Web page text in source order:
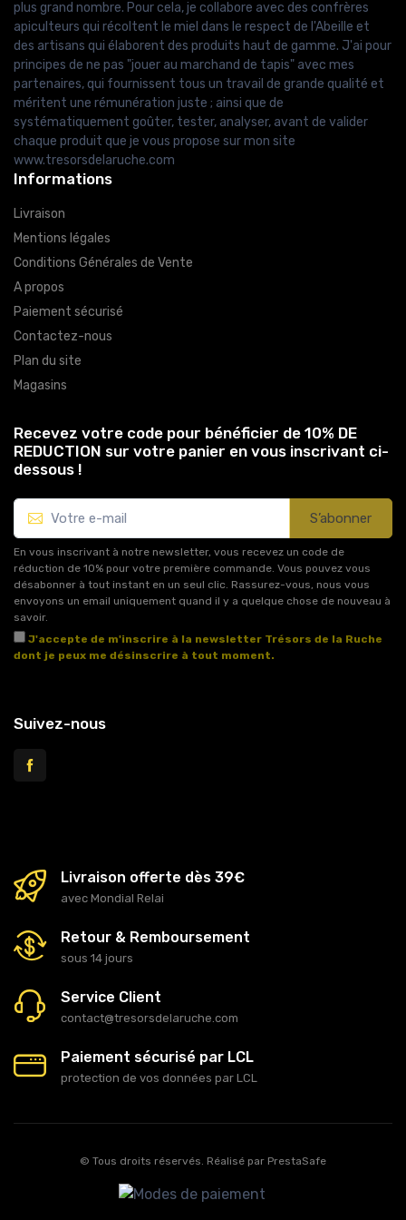
plus grand nombre. Pour cela, je collabore avec des confrères
apiculteurs qui récoltent le miel dans le respect de l'Abeille et
des artisans qui élaborent des produits haut de gamme. J'ai pour
principes de ne pas "jouer au marchand de tapis" avec mes
partenaires, qui fournissent tous un travail de grande qualité et
méritent une rémunération juste ; ainsi que de
systématiquement goûter, tester, analyser, avant de valider
chaque produit que je vous propose sur mon site
www.tresorsdelaruche.com
Informations
Livraison
Mentions légales
Conditions Générales de Vente
A propos
Paiement sécurisé
Contactez-nous
Plan du site
Magasins
Recevez votre code pour bénéficier de 10% DE
REDUCTION sur votre panier en vous inscrivant ci-
dessous !
S’abonner
En vous inscrivant à notre newsletter, vous recevez un code de
réduction de 10% pour votre première commande. Vous pouvez vous
désabonner à tout instant en un seul clic. Rassurez-vous, nous vous
envoyons un email uniquement quand il y a quelque chose de nouveau à
savoir.
J'accepte de m'inscrire à la newsletter Trésors de la Ruche
dont je peux me désinscrire à tout moment.
Suivez-nous
Livraison offerte dès 39€
avec Mondial Relai
Retour & Remboursement
sous 14 jours
Service Client
contact@tresorsdelaruche.com
Paiement sécurisé par LCL
protection de vos données par LCL
© Tous droits réservés. Réalisé par PrestaSafe